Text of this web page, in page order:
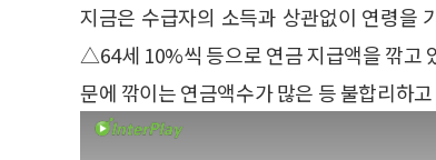
지금은 수급자의 소득과 상관없이 연령
△64세 10%씩 등으로 연금 지급액을 깎고
문에 깎이는 연금액수가 많은 등 불합리하